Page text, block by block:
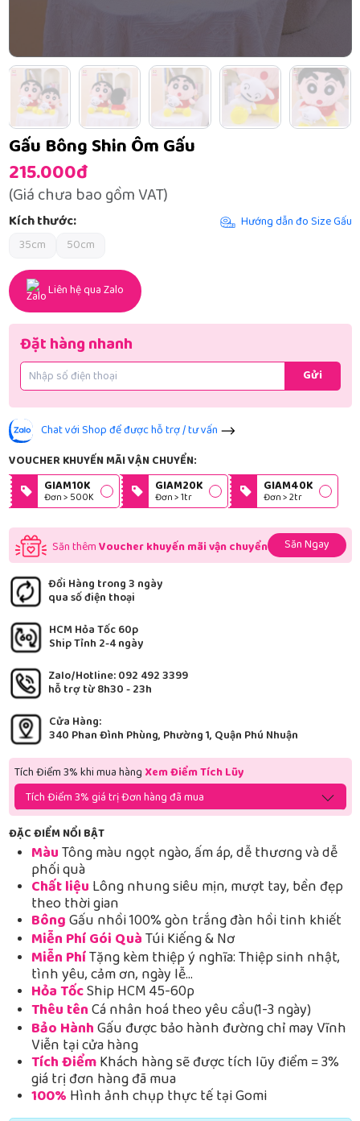
Gấu Bông Shin Ôm Gấu
215.000đ
(Giá chưa bao gồm VAT)
Kích thước:
Hướng dẫn đo Size Gấu
35cm
50cm
Liên hệ qua Zalo
Đặt hàng nhanh
Gửi
Chat với Shop để được hỗ trợ / tư vấn
VOUCHER KHUYẾN MÃI VẬN CHUYỂN:
GIAM10K
Đơn > 500K
GIAM20K
Đơn > 1tr
GIAM40K
Đơn > 2tr
Săn thêmVoucher khuyến mãi vận chuyển Săn Ngay
Đổi Hàng trong 3 ngày
qua số điện thoại
HCM Hỏa Tốc 60p
Ship Tỉnh 2-4 ngày
Zalo/Hotline: 092 492 3399
hỗ trợ từ 8h30 - 23h
Cửa Hàng:
340 Phan Đình Phùng, Phường 1, Quận Phú Nhuận
Tích Điểm 3% khi mua hàng Xem Điểm Tích Lũy
Tích Điểm 3% giá trị Đơn hàng đã mua
ĐẶC ĐIỂM NỔI BẬT
MàuTông màu ngọt ngào, ấm áp, dễ thương và dễ
phối quà
Chất liệu Lông nhung siêu mịn, mượt tay, bền đẹp
theo thời gian
BôngGấu nhồi 100% gòn trắng đàn hồi tinh khiết
Miễn Phí Gói QuàTúi Kiếng & Nơ
Miễn PhíTặng kèm thiệp ý nghĩa: Thiệp sinh nhật,
tình yêu, cảm ơn, ngày lễ…
Hỏa TốcShip HCM 45-60p
Thêu tênCá nhân hoá theo yêu cầu(1-3 ngày)
Bảo HànhGấu được bảo hành đường chỉ may Vĩnh
Viễn tại cửa hàng
Tích ĐiểmKhách hàng sẽ được tích lũy điểm = 3%
giá trị đơn hàng đã mua
100% Hình ảnh chụp thực tế tại Gomi